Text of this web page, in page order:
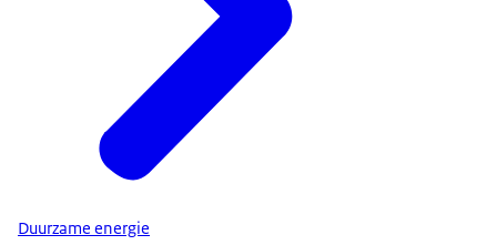
Duurzame energie